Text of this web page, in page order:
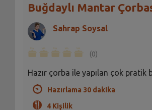
Buğdaylı Mantar
Sahrap Soysal
(0)
Hazır çorba ile yapılan çok pratik
Hazırlama 30 dakika
4 Kişilik